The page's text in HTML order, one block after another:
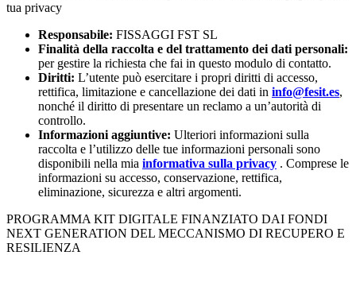
tua privacy
Responsabile: FISSAGGI FST SL
Finalità della raccolta e del trattamento dei dati personali:
per gestire la richiesta che fai in questo modulo di contatto.
Diritti: L’utente può esercitare i propri diritti di accesso,
rettifica, limitazione e cancellazione dei dati in info@fesit.es,
nonché il diritto di presentare un reclamo a un’autorità di
controllo.
Informazioni aggiuntive: Ulteriori informazioni sulla
raccolta e l’utilizzo delle tue informazioni personali sono
disponibili nella mia informativa sulla privacy . Comprese le
informazioni su accesso, conservazione, rettifica,
eliminazione, sicurezza e altri argomenti.
PROGRAMMA KIT DIGITALE FINANZIATO DAI FONDI
NEXT GENERATION DEL MECCANISMO DI RECUPERO E
RESILIENZA